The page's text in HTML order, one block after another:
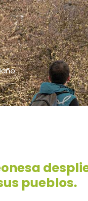
pueblos.